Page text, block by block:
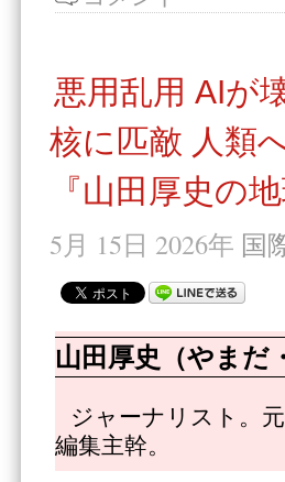
悪用乱用 AIが
核に匹敵 人類
『山田厚史の
5月 15日 2026年 国
山田厚史（やまだ
ジャーナリスト。
編集主幹。